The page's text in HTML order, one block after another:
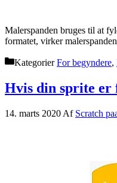
Malerspanden bruges til at
formatet, virker
KategorierFor begyndere,
Hvis din sprite er
14. marts 2020 Af Scratch